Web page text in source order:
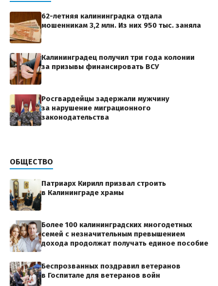
62-летняя калининградка отдала
мошенникам 3,2 млн. Из них 950 тыс. заняла
Калининградец получил три года колонии
за призывы финансировать ВСУ
Росгвардейцы задержали мужчину
за нарушение миграционного
законодательства
ОБЩЕСТВО
Патриарх Кирилл призвал строить
в Калининграде храмы
Более 100 калининградских многодетных
семей с незначительным превышением
дохода продолжат получать единое пособие
Беспрозванных поздравил ветеранов
в Госпитале для ветеранов войн